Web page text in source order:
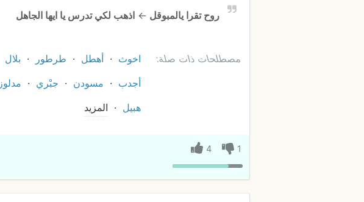
روح تقرا يالمبوقل ← اذهب لكي تدرس يا ايها الجاهل
مصطلحات ذات صلة: اخوث أهطل طرطور بلال
أجدب
مسودن جبْري مدلوز
هبيل
المزيد
1
4